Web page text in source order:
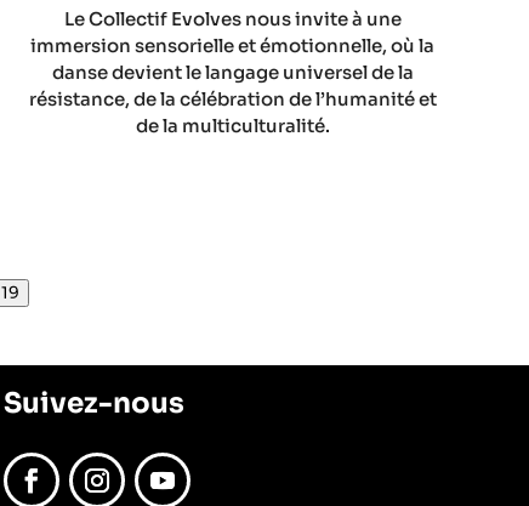
Le Collectif Evolves nous invite à une
immersion sensorielle et émotionnelle, où la
danse devient le langage universel de la
résistance, de la célébration de l’humanité et
de la multiculturalité.
19
Suivez-nous